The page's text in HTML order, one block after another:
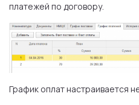
платежей по договору.
График оплат настраивается